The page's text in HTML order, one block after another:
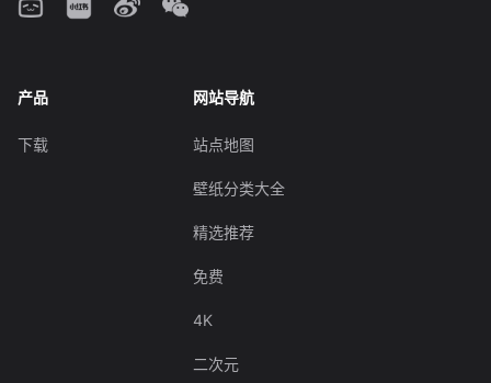
产品
下载
网站导航
站点地图
壁纸分类大全
精选推荐
免费
4K
二次元